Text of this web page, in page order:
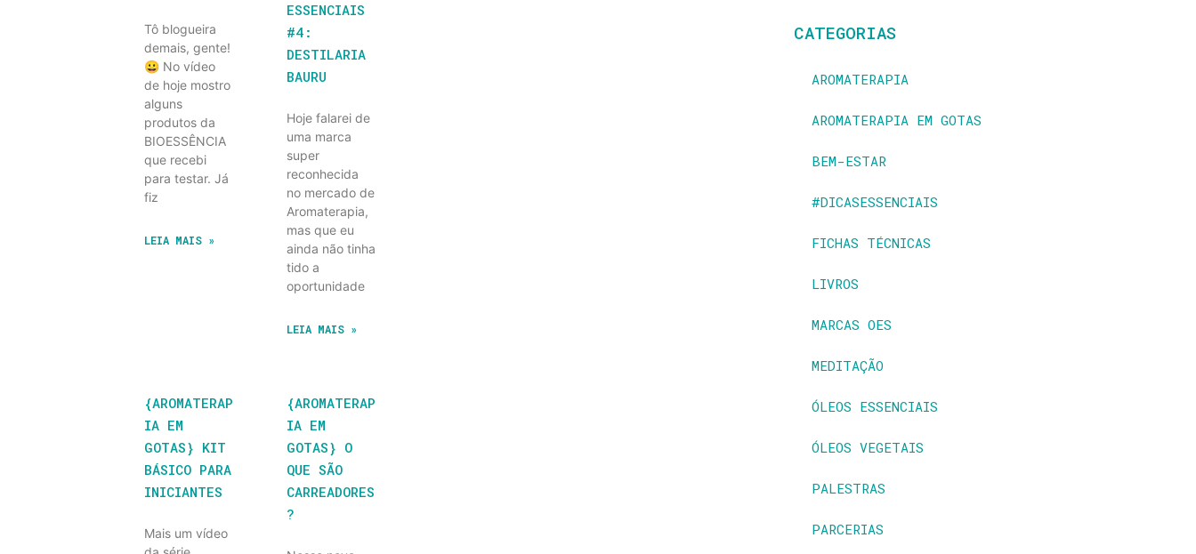
Tô blogueira
demais, gente!
😀 No vídeo
de hoje mostro
alguns
produtos da
BIOESSÊNCIA
que recebi
para testar. Já
fiz
LEIA MAIS »
ESSENCIAIS
#4:
DESTILARIA
BAURU
Hoje falarei de
uma marca
super
reconhecida
no mercado de
Aromaterapia,
mas que eu
ainda não tinha
tido a
oportunidade
LEIA MAIS »
{AROMATERAP
IA EM
GOTAS} KIT
BÁSICO PARA
INICIANTES
Mais um vídeo
{AROMATERAP
IA EM
GOTAS} O
QUE SÃO
CARREADORES
?
CATEGORIAS
AROMATERAPIA
AROMATERAPIA EM GOTAS
BEM-ESTAR
#DICASESSENCIAIS
FICHAS TÉCNICAS
LIVROS
MARCAS OES
MEDITAÇÃO
ÓLEOS ESSENCIAIS
ÓLEOS VEGETAIS
PALESTRAS
PARCERIAS